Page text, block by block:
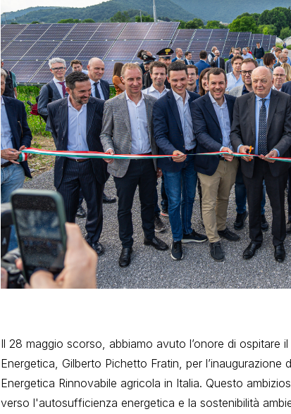
Il 28 maggio scorso, abbiamo avuto l’onore di ospitare
Energetica, Gilberto Pichetto Fratin, per l’inaugurazione
Energetica Rinnovabile agricola in Italia. Questo
verso l'autosufficienza energetica e la sostenibilità